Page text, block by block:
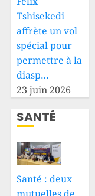
Tshisekedi
affrète un vol
spécial pour
permettre à la
diasp…
23 juin 2026
SANTÉ
Santé : deux